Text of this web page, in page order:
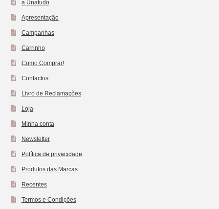
a Unatudo
Apresentação
Campanhas
Carrinho
Como Comprar!
Contactos
Livro de Reclamações
Loja
Minha conta
Newsletter
Política de privacidade
Produtos das Marcas
Recentes
Termos e Condições